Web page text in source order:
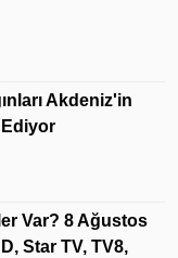
Akdeniz'in
Ediyor
Var? 8 Ağustos
Star TV, TV8,